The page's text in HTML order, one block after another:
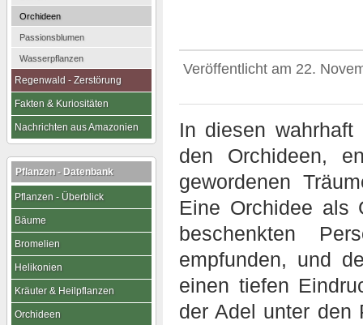
Veröffentlicht am 22.
In diesen wahrhaft
den Orchideen,
gewordenen
Eine Orchidee als
beschenkten
empfunden, und
einen tiefen
der Adel unter den
Orchideen
Passionsblumen
Wasserpflanzen
Regenwald - Zerstörung
Fakten & Kuriositäten
Nachrichten aus Amazonien
Pflanzen - Datenbank
Pflanzen - Überblick
Bäume
Bromelien
Helikonien
Kräuter & Heilpflanzen
Orchideen